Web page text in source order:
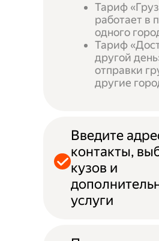
Тариф
работает в
одного
Тариф
другой
отправки
другие
Введите
контакты,
кузов и
услуги